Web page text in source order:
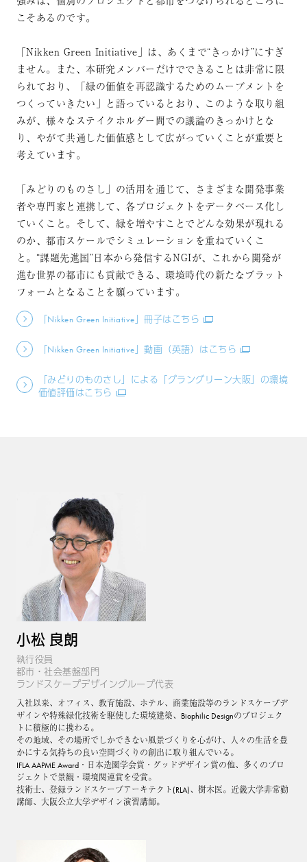
こそあるのです。
「Nikken Green Initiative」は、あくまで“きっかけ”にすぎ
ません。また、本研究メンバーだけでできることは非常に限
られており、「緑の価値を再認識するためのムーブメントを
つくっていきたい」と語っているとおり、このような取り組
みが、様々なステイクホルダー間での議論のきっかけとな
り、やがて共通した価値感として広がっていくことが重要と
考えています。
「みどりのものさし」の活用を通じて、さまざまな開発事業
者や専門家と連携して、各プロジェクトをデータベース化し
ていくこと。そして、緑を増やすことでどんな効果が現れる
のか、都市スケールでシミュレーションを重ねていくこ
と。“課題先進国”日本から発信するNGIが、これから開発が
進む世界の都市にも貢献できる、環境時代の新たなプラット
フォームとなることを願っています。
「Nikken Green Initiative」冊子はこちら
「Nikken Green Initiative」動画（英語）はこちら
「みどりのものさし」による「グラングリーン大阪」の環境
価値評価はこちら
小松 良朗
執行役員
都市・社会基盤部門
ランドスケープデザイングループ代表
入社以来、オフィス、教育施設、ホテル、商業施設等のランドスケープデ
ザインや特殊緑化技術を駆使した環境建築、Biophilic Designのプロジェク
トに積極的に携わる。
その地域、その場所でしかできない風景づくりを心がけ、人々の生活を豊
かにする気持ちの良い空間づくりの創出に取り組んでいる。
IFLA AAPME Award・日本造園学会賞・グッドデザイン賞の他、多くのプロ
ジェクトで景観・環境関連賞を受賞。
技術士、登録ランドスケープアーキテクト(RLA)、樹木医。近畿大学非常勤
講師、大阪公立大学デザイン演習講師。